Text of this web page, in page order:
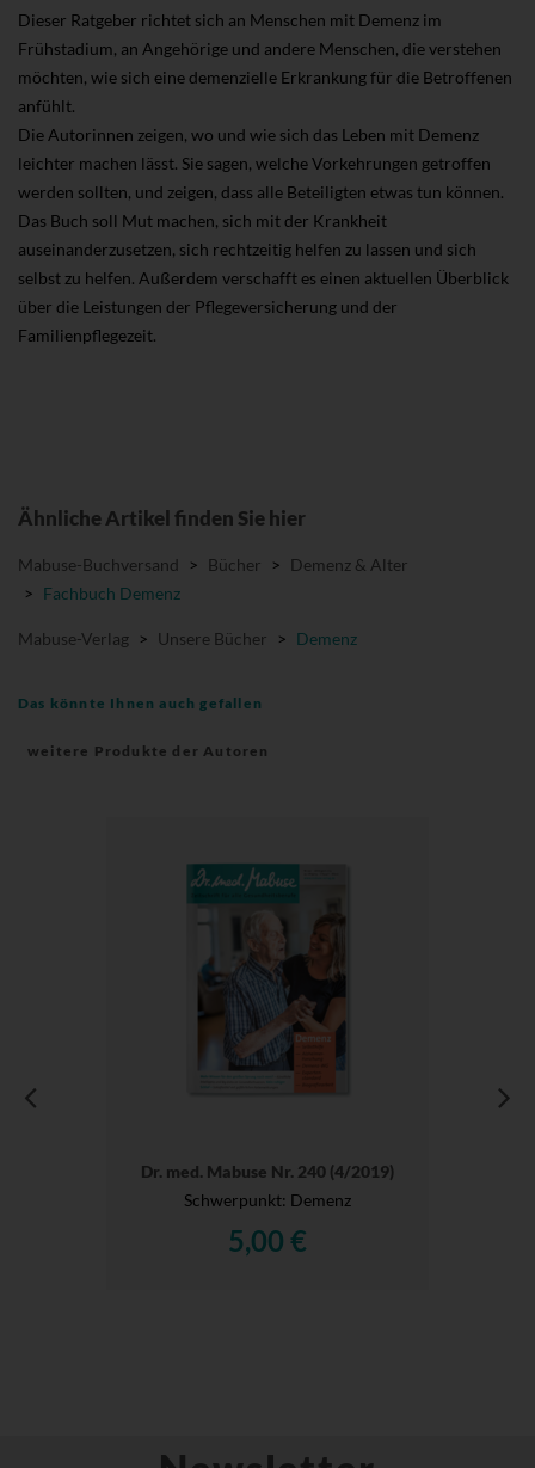
Dieser Ratgeber richtet sich an Menschen mit Demenz im
Frühstadium, an Angehörige und andere Menschen, die verstehen
möchten, wie sich eine demenzielle Erkrankung für die Betroffenen
anfühlt.
Die Autorinnen zeigen, wo und wie sich das Leben mit Demenz
leichter machen lässt. Sie sagen, welche Vorkehrungen getroffen
werden sollten, und zeigen, dass alle Beteiligten etwas tun können.
Das Buch soll Mut machen, sich mit der Krankheit
auseinanderzusetzen, sich rechtzeitig helfen zu lassen und sich
selbst zu helfen. Außerdem verschafft es einen aktuellen Überblick
über die Leistungen der Pflegeversicherung und der
Familienpflegezeit.
Ähnliche Artikel finden Sie hier
Mabuse-Buchversand > Bücher > Demenz & Alter
> Fachbuch Demenz
Mabuse-Verlag > Unsere Bücher > Demenz
Das könnte Ihnen auch gefallen
weitere Produkte der Autoren
Dr. med. Mabuse Nr. 240 (4/2019)
Schwerpunkt: Demenz
5,00 €